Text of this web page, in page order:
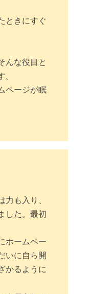
ときにすぐ
んな役目と
。
ページが眠
力も入り、
した。最初
ホームペー
いに自ら開
かるように